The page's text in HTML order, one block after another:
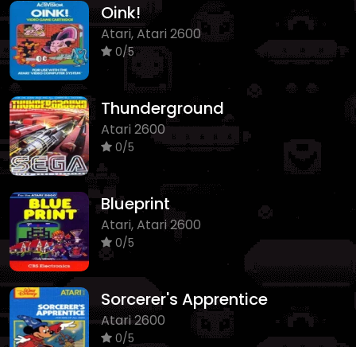
Oink!
Atari, Atari 2600
0/5
Thunderground
Atari 2600
0/5
Blueprint
Atari, Atari 2600
0/5
Sorcerer's Apprentice
Atari 2600
0/5